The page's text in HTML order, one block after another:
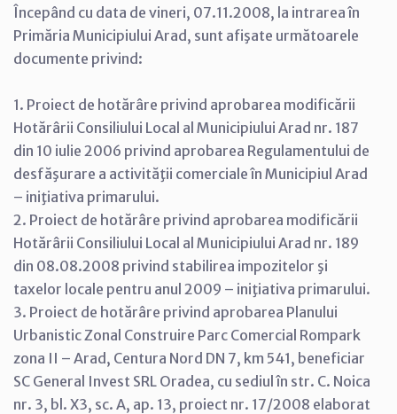
Începând cu data de vineri, 07.11.2008, la intrarea în
Primăria Municipiului Arad, sunt afişate următoarele
documente privind:
1. Proiect de hotărâre privind aprobarea modificării
Hotărârii Consiliului Local al Municipiului Arad nr. 187
din 10 iulie 2006 privind aprobarea Regulamentului de
desfăşurare a activităţii comerciale în Municipiul Arad
– iniţiativa primarului.
2. Proiect de hotărâre privind aprobarea modificării
Hotărârii Consiliului Local al Municipiului Arad nr. 189
din 08.08.2008 privind stabilirea impozitelor şi
taxelor locale pentru anul 2009 – iniţiativa primarului.
3. Proiect de hotărâre privind aprobarea Planului
Urbanistic Zonal Construire Parc Comercial Rompark
zona II – Arad, Centura Nord DN 7, km 541, beneficiar
SC General Invest SRL Oradea, cu sediul în str. C. Noica
nr. 3, bl. X3, sc. A, ap. 13, proiect nr. 17/2008 elaborat